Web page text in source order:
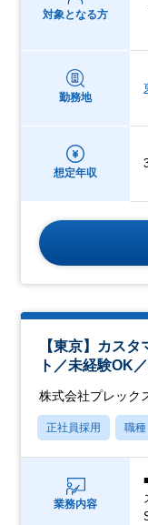
対象となる方
勤務地
想定年収
【東京】カス
ト／未経験OK
株式会社プレック
正社員採用 職
業務内容